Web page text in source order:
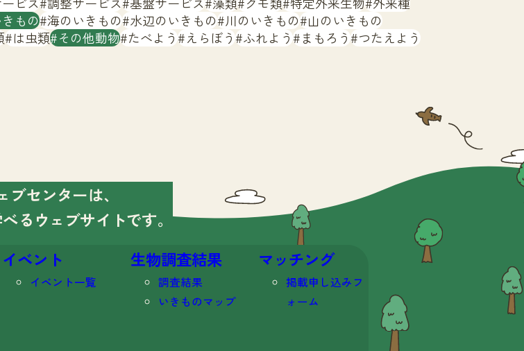
もの 海のいきもの 水辺のいきもの 川のいきもの 山のいきもの
は虫類 その他動物 たべよう えらぼう ふれよう まもろう つたえよう
センターは、
る ウェブサイトです。
イベント
イベント一覧
生物調査結果
調査結果
いきものマップ
マッチング
掲載申し込みフ
ォーム